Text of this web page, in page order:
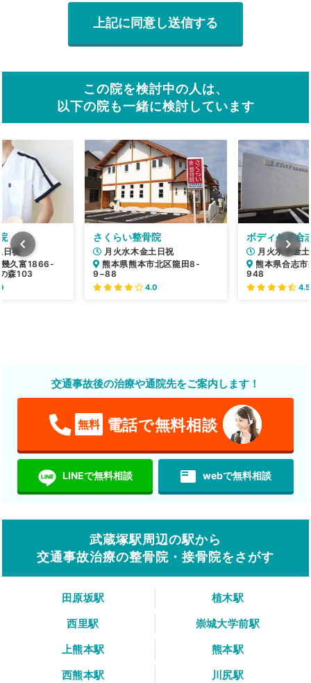
この院を検討中の人は、
以下の院も一緒に検討しています
さくらい整骨院
月火水木金土日祝
熊本県熊本市北区龍田8-
9−88
4.0
ボディケア合
月火水木金
熊本県合志
948
4.5
祝
幾久富1866-
森103
交通事故後の治療や通院先をご案内します！
無料 電話で無料相談
LINEで無料相談 featured_play_list webで無料相談
武蔵塚駅周辺の駅から
交通事故治療の整骨院・接骨院をさがす
田原坂駅
植木駅
西里駅
崇城大学前駅
上熊本駅
熊本駅
西熊本駅
川尻駅